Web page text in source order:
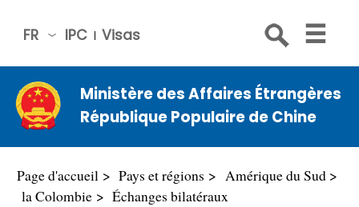
IPC Visas
FR
中文
Engli
sh
Русс
Espa
Ministère des Affaires Étrangères
République Populaire de Chine
Page d'accueil Pays et régions
Amérique du Sud
la Colombie
Échanges bilatéraux